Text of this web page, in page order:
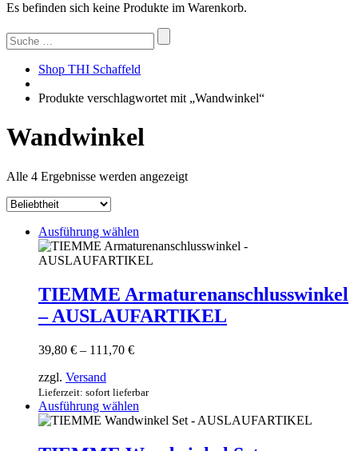
Es befinden sich keine Produkte im Warenkorb.
Suchen
nach:
Shop THI Schaffeld
Produkte verschlagwortet mit „Wandwinkel“
Wandwinkel
Alle 4 Ergebnisse werden angezeigtNach
Ausführung wählen
Produkt
weist
Varianten
auf.
Die
Produktseite
werden
TIEMME Armaturenanschlusswinkel
– AUSLAUFARTIKEL
39,80 € – 111,70 €Preisspanne:
111,70 €
zzgl. Versand
Lieferzeit: sofort lieferbar
Ausführung wählen
Produkt
mehrere